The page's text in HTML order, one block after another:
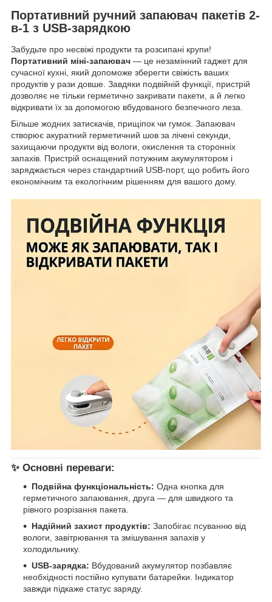
Портативний ручний запаювач пакетів 2-
в-1 з USB-зарядкою
Забудьте про несвіжі продукти та розсипані крупи!
Портативний міні-запаювач — це незамінний гаджет для
сучасної кухні, який допоможе зберегти свіжість ваших
продуктів у рази довше. Завдяки подвійній функції, пристрій
дозволяє не тільки герметично закривати пакети, а й легко
відкривати їх за допомогою вбудованого безпечного леза.
Більше жодних затискачів, прищіпок чи гумок. Запаювач
створює акуратний герметичний шов за лічені секунди,
захищаючи продукти від вологи, окислення та сторонніх
запахів. Пристрій оснащений потужним акумулятором і
заряджається через стандартний USB-порт, що робить його
економічним та екологічним рішенням для вашого дому.
✨ Основні переваги:
Подвійна функціональність: Одна кнопка для
герметичного запаювання, друга — для швидкого та
рівного розрізання пакета.
Надійний захист продуктів: Запобігає псуванню від
вологи, завітрювання та змішування запахів у
холодильнику.
USB-зарядка: Вбудований акумулятор позбавляє
необхідності постійно купувати батарейки. Індикатор
завжди підкаже статус заряду.